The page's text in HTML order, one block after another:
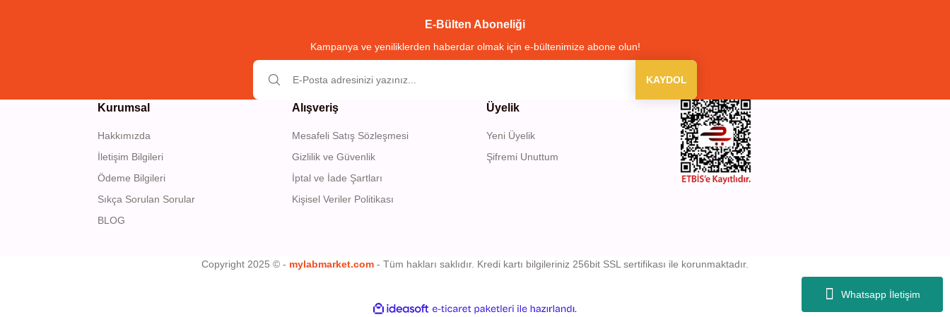
Whatsapp İletişim
E-Bülten Aboneliği
Kampanya ve yeniliklerden haberdar olmak için e-bültenimize abone olun!
KAYDOL
Kurumsal
Hakkımızda
İletişim Bilgileri
Ödeme Bilgileri
Sıkça Sorulan Sorular
BLOG
Alışveriş
Mesafeli Satış Sözleşmesi
Gizlilik ve Güvenlik
İptal ve İade Şartları
Kişisel Veriler Politikası
Üyelik
Yeni Üyelik
Şifremi Unuttum
Copyright 2025 © - mylabmarket.com - Tüm hakları saklıdır. Kredi kartı bilgileriniz 256bit SSL sertifikası ile korunmaktadır.
ideasoft
e-